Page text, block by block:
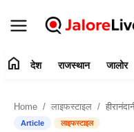
संपर्क करें
home देश राजस्थान जालोर
Home लाइफस्टाइल हीरानंदानी
Article लाइफस्टाइल